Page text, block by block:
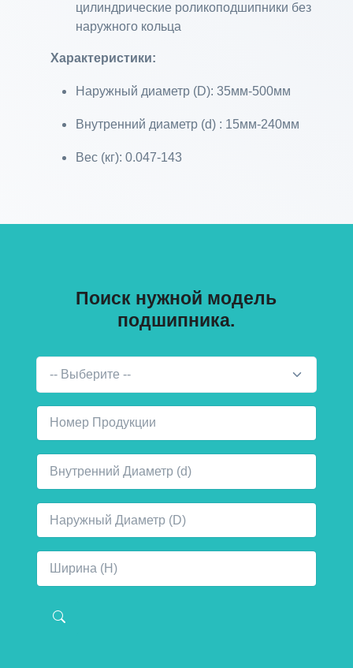
цилиндрические роликоподшипники без
наружного кольца
Характеристики:
Наружный диаметр (D): 35мм-500мм
Внутренний диаметр (d) : 15мм-240мм
Вес (кг): 0.047-143
Поиск нужной модель
подшипника.
-- Выберите --